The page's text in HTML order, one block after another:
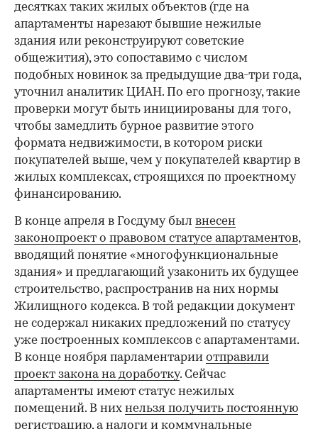
десятках таких жилых объектов (где на
апартаменты нарезают бывшие нежилые
здания или реконструируют советские
общежития), это сопоставимо с числом
подобных новинок за предыдущие два-три года,
уточнил аналитик ЦИАН. По его прогнозу, такие
проверки могут быть инициированы для того,
чтобы замедлить бурное развитие этого
формата недвижимости, в котором риски
покупателей выше, чем у покупателей квартир в
жилых комплексах, строящихся по проектному
финансированию.
В конце апреля в Госдуму был внесен
законопроект о правовом статусе апартаментов,
вводящий понятие «многофункциональные
здания» и предлагающий узаконить их будущее
строительство, распространив на них нормы
Жилищного кодекса. В той редакции документ
не содержал никаких предложений по статусу
уже построенных комплексов с апартаментами.
В конце ноября парламентарии отправили
проект закона на доработку. Сейчас
апартаменты имеют статус нежилых
помещений. В них нельзя получить постоянную
регистрацию, а налоги и коммунальные